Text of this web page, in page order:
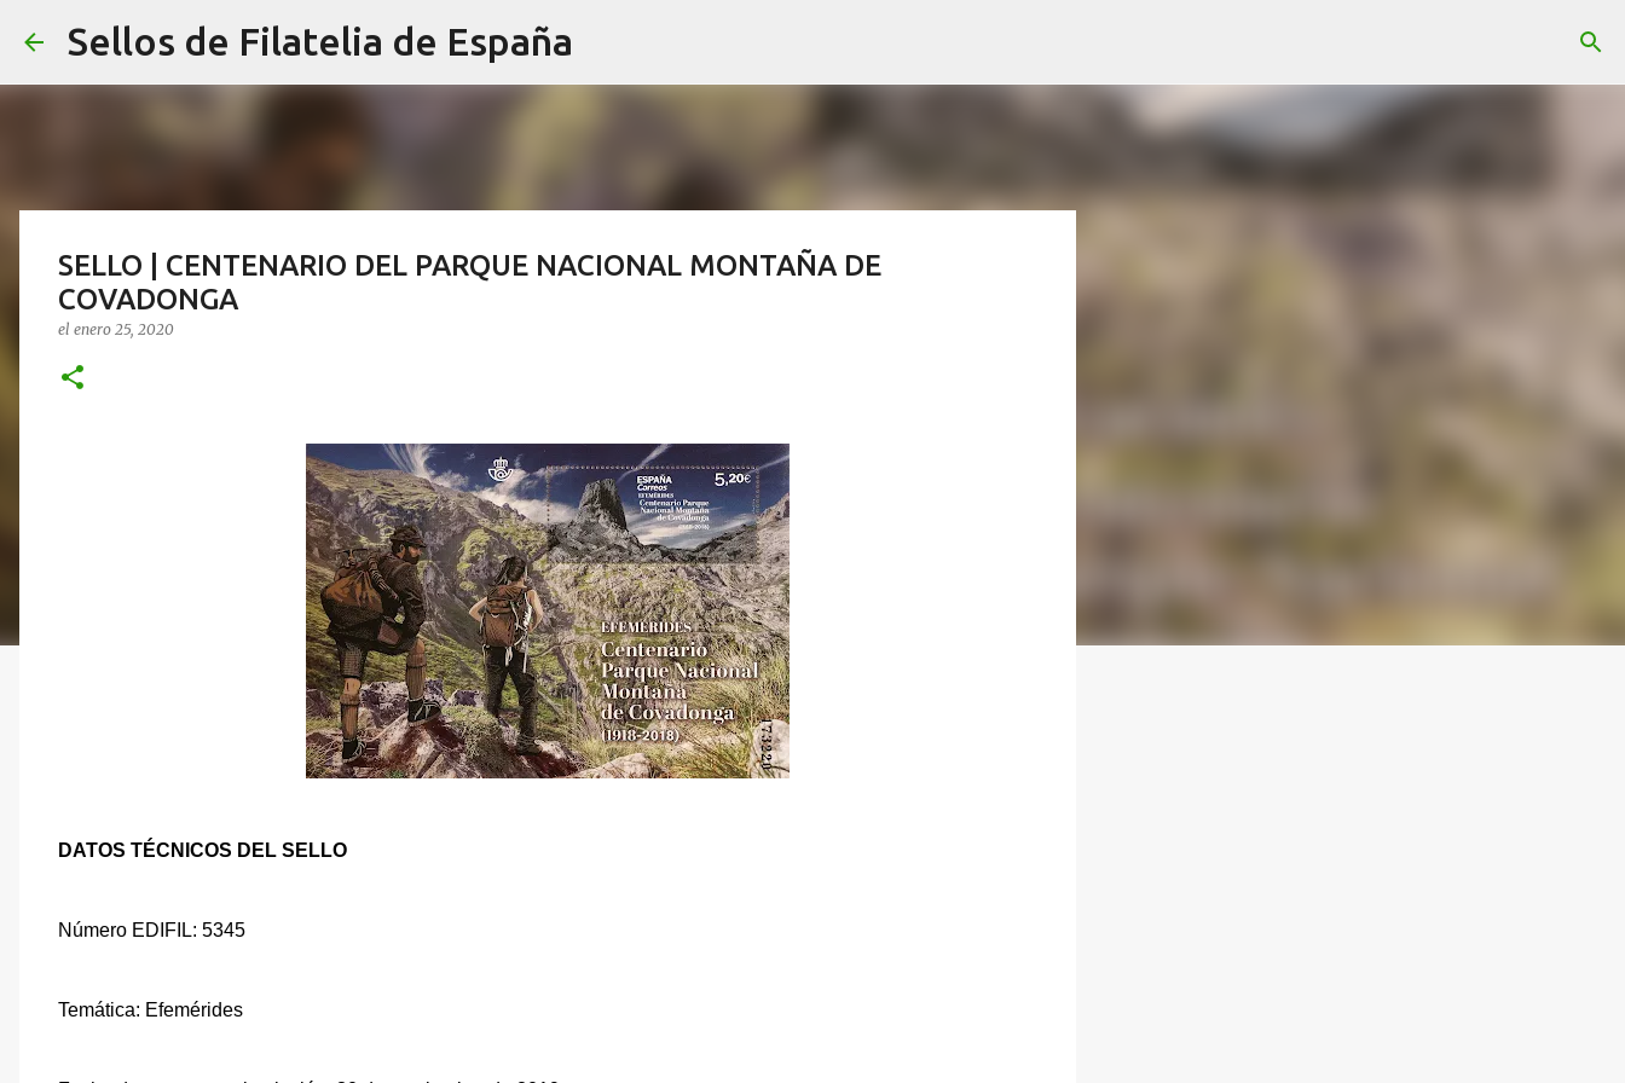
Sellos de Filatelia de España
SELLO | CENTENARIO DEL PARQUE NACIONAL MONTAÑA DE
COVADONGA
el enero 25, 2020
DATOS TÉCNICOS DEL SELLO
Número EDIFIL: 5345
Temática: Efemérides